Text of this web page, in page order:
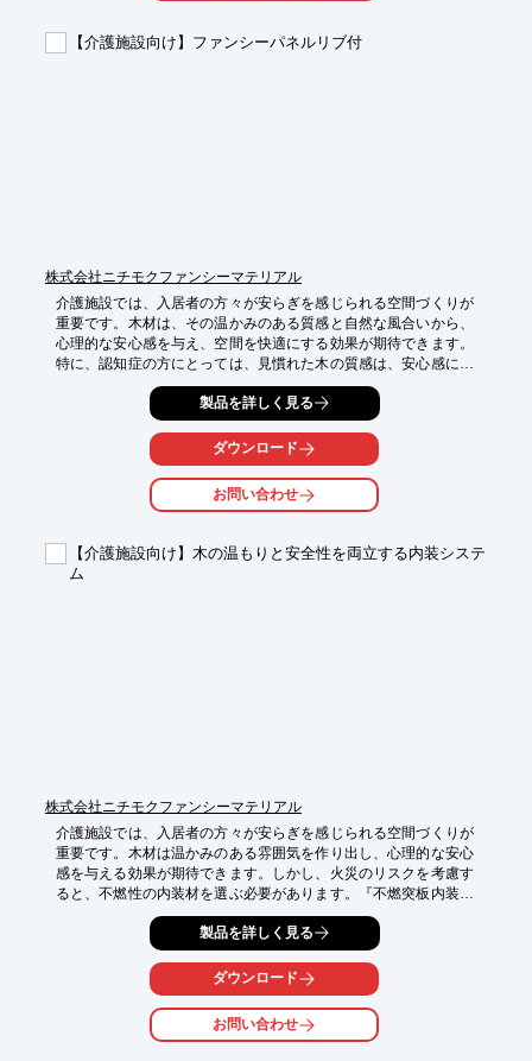
・入居者の居室
【介護施設向け】ファンシーパネルリブ付
株式会社ニチモクファンシーマテリアル
介護施設では、入居者の方々が安らぎを感じられる空間づくりが
重要です。木材は、その温かみのある質感と自然な風合いから、
心理的な安心感を与え、空間を快適にする効果が期待できます。
特に、認知症の方にとっては、見慣れた木の質感は、安心感につ
ながると言われています。ファンシーパネルリブ付は、天然木突
板貼りのリブ付きパネルで、空間に温かみと高級感を付加し、入
居者の方々が穏やかに過ごせる空間作りに貢献します。
【活用シーン】
・リビングや居室の壁面
・エントランスや廊下
【導入の効果】
・空間の質が向上し、入居者の満足度向上
製品を詳しく見る
ダウンロード
お問い合わせ
【介護施設向け】木の温もりと安全性を両立する内装システ
ム
株式会社ニチモクファンシーマテリアル
介護施設では、入居者の方々が安らぎを感じられる空間づくりが
重要です。木材は温かみのある雰囲気を作り出し、心理的な安心
感を与える効果が期待できます。しかし、火災のリスクを考慮す
ると、不燃性の内装材を選ぶ必要があります。『不燃突板内装シ
ステム』は、天然木の美しさを保ちながら、不燃認定を取得して
おり、安全な空間を提供します。
【活用シーン】
製品を詳しく見る
ダウンロード
お問い合わせ